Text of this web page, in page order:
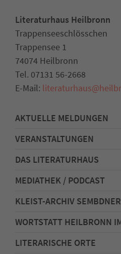
Literaturhaus Heilbronn
Trappenseeschlösschen
Trappensee 1
74074 Heilbronn
Tel. 07131 56-2668
E-Mail: literaturhaus@
AKTUELLE MELDUNGEN
VERANSTALTUNGEN
DAS LITERATURHAUS
MEDIATHEK / PODCAST
KLEIST-ARCHIV SEMBDNER
WORTSTATT HEILBRONN
LITERARISCHE ORTE